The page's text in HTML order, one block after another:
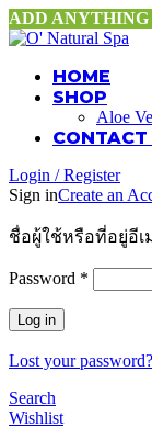
ADD
HOME
SHOP
Aloe
CONTACT
Login / Register
Sign inCreate an
ชื่อผู้ใช้หรือที่อยู่อีเ
Password *
Log in
Lost your password?
Search
Wishlist